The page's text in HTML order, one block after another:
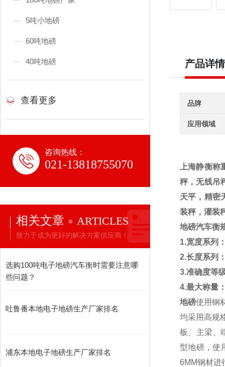
5吨小地磅
60吨地磅
40吨地磅
查看更多
咨询热线：
021-13818755070
相关文章 ARTICLES
致力于成为更好的解决方案供应商！
选购100吨电子地磅汽车衡时需要注意哪
些问题？
吐鲁番本地电子地磅生产厂家排名
浦东本地电子地磅生产厂家排名
产品详情
品牌
应用领域
上海静衡
秤，无线吊
天平，精密
装秤，灌装
地磅汽车衡
1.宽度系列
2.长度系列
3.准确度等
4.最大称量
地磅使用钢
均采用高规
板、主梁、
型地磅，使
6MM钢材进